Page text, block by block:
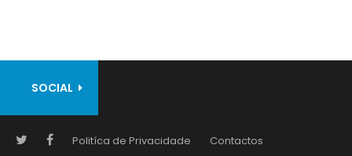
SOCIAL
Politíca de Privacidade Contactos